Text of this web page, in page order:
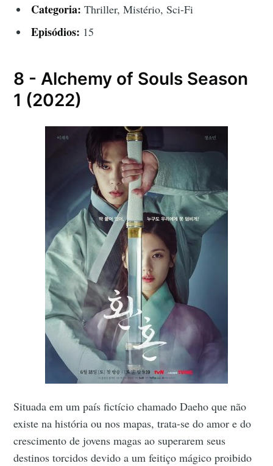
Categoria: Thriller, Mistério, Sci-Fi
Episódios: 15
8 - Alchemy of Souls Season
1 (2022)
Situada em um país fictício chamado Daeho que não
existe na história ou nos mapas, trata-se do amor e do
crescimento de jovens magas ao superarem seus
destinos torcidos devido a um feitiço mágico proibido